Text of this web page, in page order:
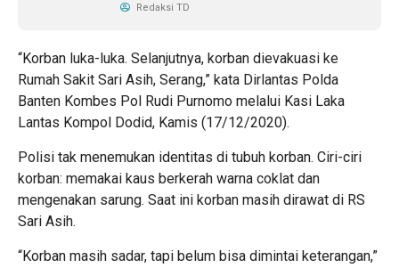
Redaksi TD
“Korban luka-luka. Selanjutnya, korban dievakuasi ke
Rumah Sakit Sari Asih, Serang,” kata Dirlantas Polda
Banten Kombes Pol Rudi Purnomo melalui Kasi Laka
Lantas Kompol Dodid, Kamis (17/12/2020).
Polisi tak menemukan identitas di tubuh korban. Ciri-ciri
korban: memakai kaus berkerah warna coklat dan
mengenakan sarung. Saat ini korban masih dirawat di RS
Sari Asih.
“Korban masih sadar, tapi belum bisa dimintai keterangan,”